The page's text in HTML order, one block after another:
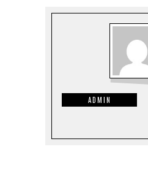
ADMIN